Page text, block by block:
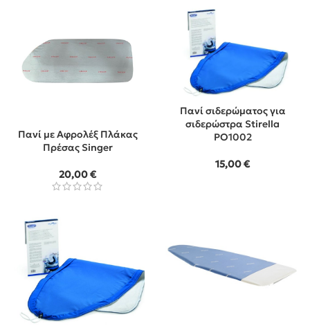
Πανί με Αφρολέξ Πλάκας
Πρέσας Singer
20,00€
Πανί σιδερώματος για
σιδερώστρα Stirella
PO1002
15,00€